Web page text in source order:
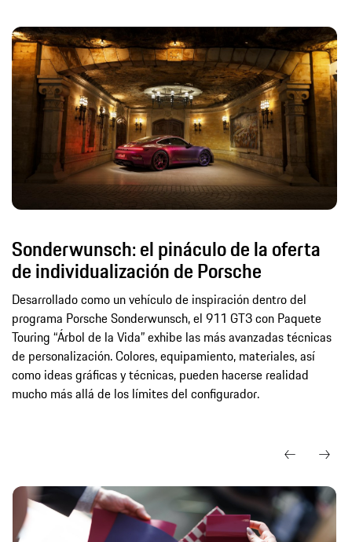
Sonderwunsch: el pináculo de la oferta
de individualización de Porsche
Desarrollado como un vehículo de inspiración dentro del
programa Porsche Sonderwunsch, el 911 GT3 con Paquete
Touring “Árbol de la Vida” exhibe las más avanzadas técnicas
de personalización. Colores, equipamiento, materiales, así
como ideas gráficas y técnicas, pueden hacerse realidad
mucho más allá de los límites del configurador.